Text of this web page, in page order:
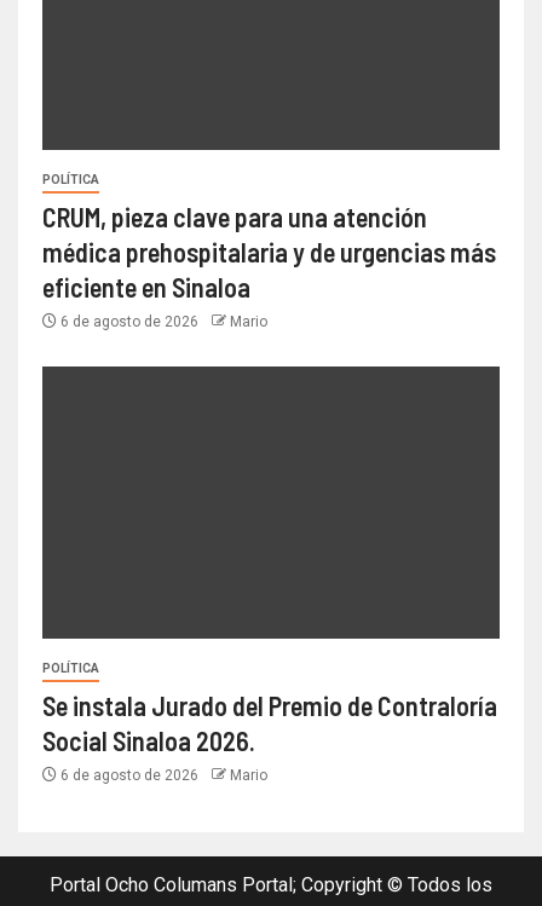
POLÍTICA
CRUM, pieza clave para una atención
médica prehospitalaria y de urgencias más
eficiente en Sinaloa
6 de agosto de 2026 Mario
POLÍTICA
Se instala Jurado del Premio de Contraloría
Social Sinaloa 2026.
6 de agosto de 2026 Mario
Portal Ocho Columans Portal; Copyright © Todos los